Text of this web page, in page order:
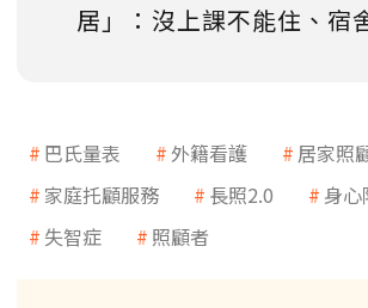
居」：沒上課不能住、宿
巴氏量表 外籍看護 居家照
家庭托顧服務
長照2.0
身
失智症
照顧者